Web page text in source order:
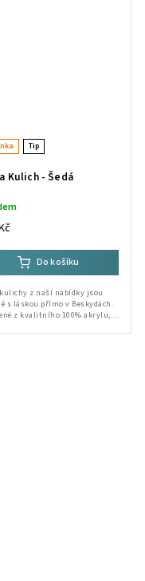
Tip
Kulich - Šedá
Do košíku
kulichy z naší nabídky jsou
s láskou přímo v Beskydách.
z kvalitního 100% akrylu,
od babičky a Lidušky...
Send